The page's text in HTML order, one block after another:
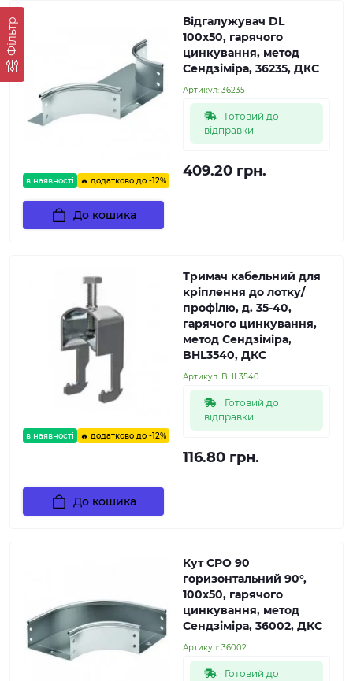
Фільтр
в наявності 🔥 додатково до -12%
Відгалужувач DL
100х50, гарячого
цинкування, метод
Сендзіміра, 36235, ДКС
Артикул: 36235
Готовий до
відправки
409.20 грн.
До кошика
в наявності 🔥 додатково до -12%
Тримач кабельний для
кріплення до лотку/
профілю, д. 35-40,
гарячого цинкування,
метод Сендзіміра,
BHL3540, ДКС
Артикул: BHL3540
Готовий до
відправки
116.80 грн.
До кошика
Кут CPO 90
горизонтальний 90°,
100х50, гарячого
цинкування, метод
Сендзіміра, 36002, ДКС
Артикул: 36002
Готовий до